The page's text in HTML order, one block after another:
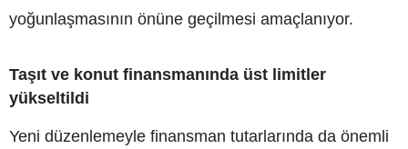
yoğunlaşmasının önüne geçilmesi amaçlanıyor.
Taşıt ve konut finansmanında üst limitler
yükseltildi
Yeni düzenlemeyle finansman tutarlarında da önemli